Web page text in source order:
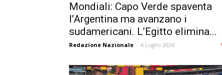
Mondiali: Capo Verde spaventa
l’Argentina ma avanzano i
sudamericani. L’Egitto elimina...
Redazione Nazionale - 4 Luglio 2026